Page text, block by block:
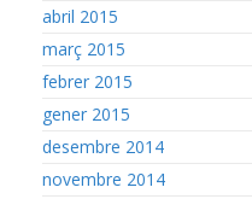
abril 2015
març 2015
febrer 2015
gener 2015
desembre 2014
novembre 2014